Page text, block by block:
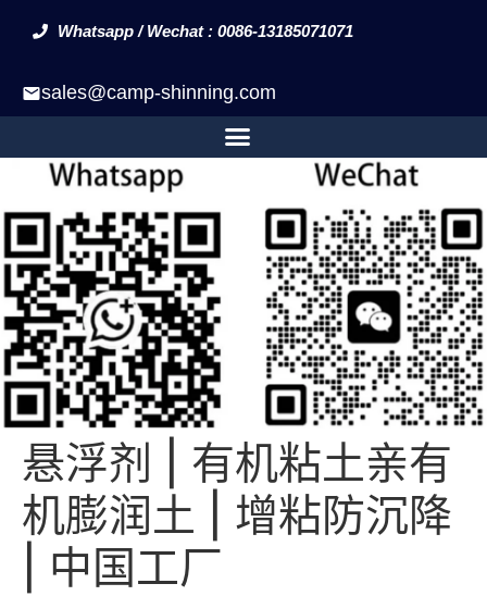
Whatsapp / Wechat : 0086-13185071071
sales@camp-shinning.com
悬浮剂 | 有机粘土亲有
机膨润土 | 增粘防沉降
| 中国工厂